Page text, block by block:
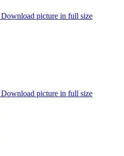
Download picture in full size
Download picture in full size